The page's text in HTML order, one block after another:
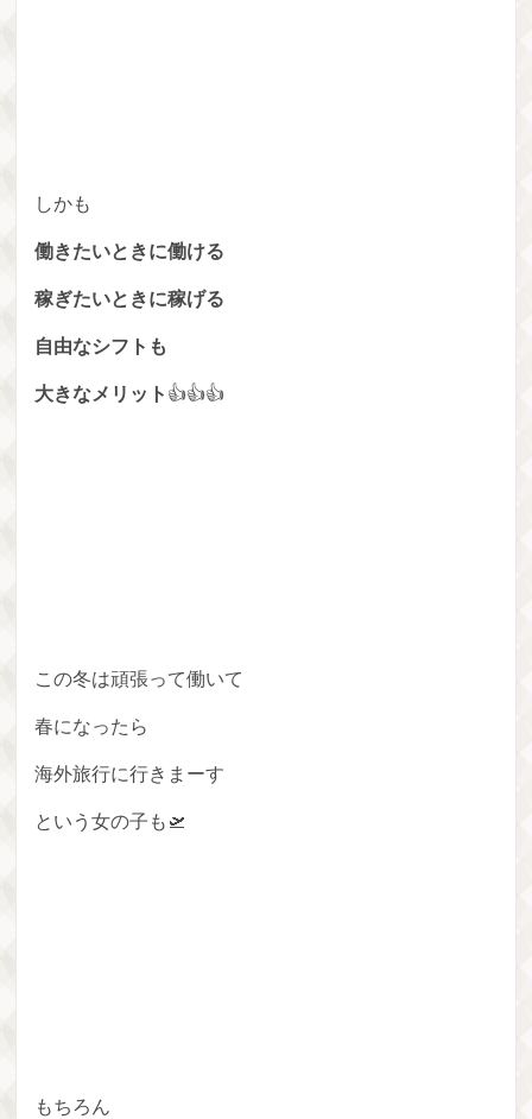
しかも
働きたいときに働ける
稼ぎたいときに稼げる
自由なシフトも
大きなメリット 👍👍👍
この冬は頑張って働いて
春になったら
海外旅行に行きまーす
という女の子も🛫
もちろん